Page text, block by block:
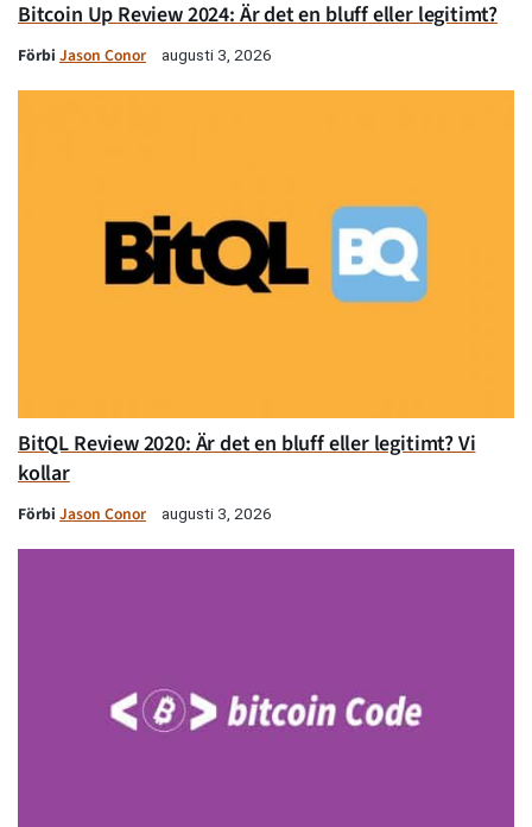
Bitcoin Up Review 2024: Är det en bluff eller legitimt?
Förbi Jason Conor augusti 3, 2026
BitQL Review 2020: Är det en bluff eller legitimt? Vi
kollar
Förbi Jason Conor augusti 3, 2026